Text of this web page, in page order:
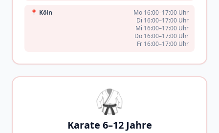
📍 Köln
Mo 16:00–17:00 Uhr
Di 16:00–17:00 Uhr
Mi 16:00–17:00 Uhr
Do 16:00–17:00 Uhr
Fr 16:00–17:00 Uhr
🥋
Karate 6–12 Jahre